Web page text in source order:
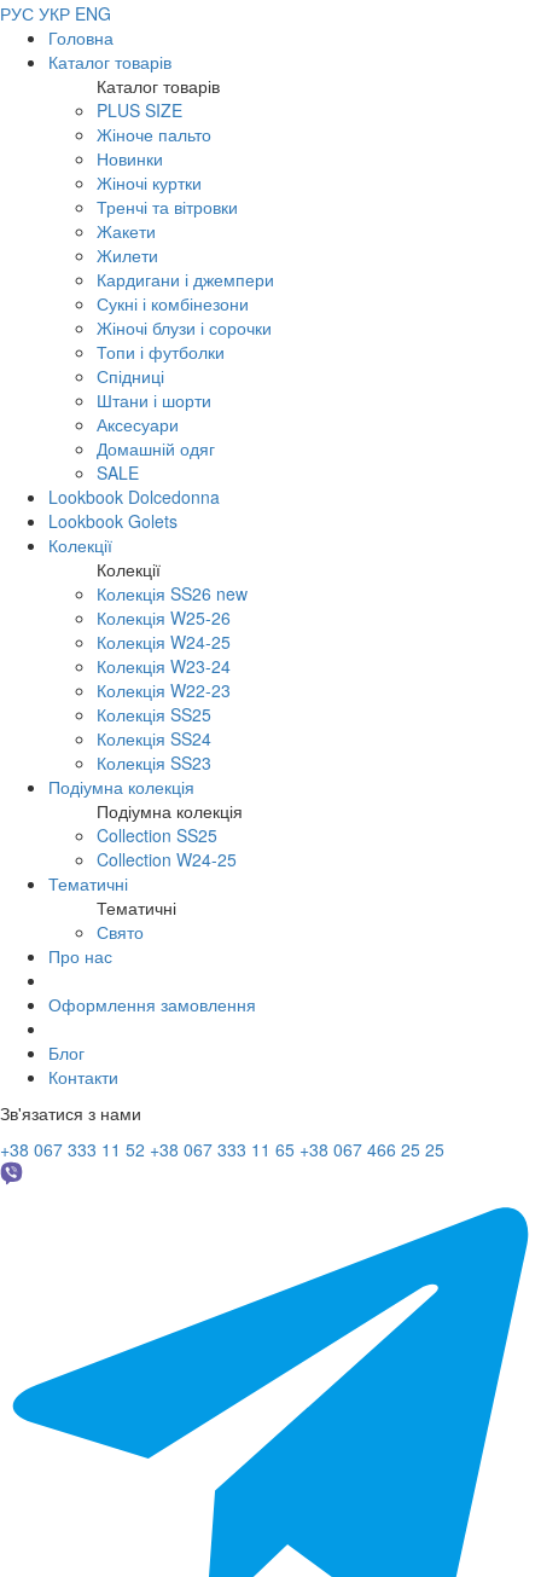
РУС УКР ENG
Головна
Каталог товарів
Каталог товарів
PLUS SIZE
Жіноче пальто
Новинки
Жіночі куртки
Тренчі та вітровки
Жакети
Жилети
Кардигани і джемпери
Сукні і комбінезони
Жіночі блузи і сорочки
Топи і футболки
Спідниці
Штани і шорти
Аксесуари
Домашній одяг
SALE
Lookbook Dolcedonna
Lookbook Golets
Колекції
Колекції
Колекція SS26 new
Колекція W25-26
Колекція W24-25
Колекція W23-24
Колекція W22-23
Колекція SS25
Колекція SS24
Колекція SS23
Подіумна колекція
Подіумна колекція
Collection SS25
Collection W24-25
Тематичні
Тематичні
Свято
Про нас
Оформлення замовлення
Блог
Контакти
Зв'язатися з нами
+38 067 333 11 52 +38 067 333 11 65 +38 067 466 25 25